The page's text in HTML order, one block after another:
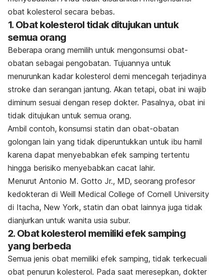
obat kolesterol secara bebas.
1. Obat kolesterol tidak ditujukan untuk
semua orang
Beberapa orang memilih untuk mengonsumsi obat-
obatan sebagai pengobatan. Tujuannya untuk
menurunkan kadar kolesterol demi mencegah terjadinya
stroke dan serangan jantung. Akan tetapi, obat ini wajib
diminum sesuai dengan resep dokter. Pasalnya, obat ini
tidak ditujukan untuk semua orang.
Ambil contoh, konsumsi statin dan obat-obatan
golongan lain yang tidak diperuntukkan untuk ibu hamil
karena dapat menyebabkan efek samping tertentu
hingga berisiko menyebabkan cacat lahir.
Menurut Antonio M. Gotto Jr., MD, seorang profesor
kedokteran di Weill Medical College of Cornell University
di Itacha, New York, statin dan obat lainnya juga tidak
dianjurkan untuk wanita usia subur.
2. Obat kolesterol memiliki efek samping
yang berbeda
Semua jenis obat memiliki efek samping, tidak terkecuali
obat penurun kolesterol. Pada saat meresepkan, dokter